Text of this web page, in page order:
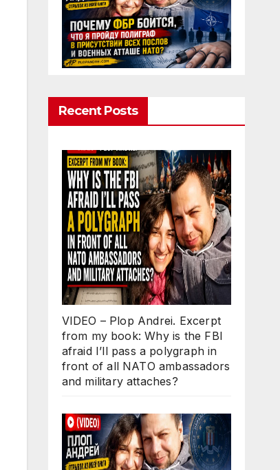
Recent Posts
VIDEO – Plop Andrei. Excerpt
from my book: Why is the FBI
afraid I’ll pass a polygraph in
front of all NATO ambassadors
and military attaches?